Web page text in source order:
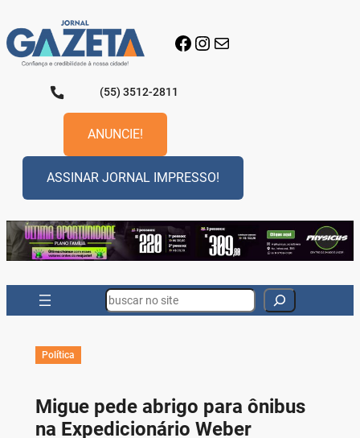
para
o
conteúdo
Facebook
Instagram
E-mail
(55) 3512-2811
ANUNCIE!
ASSINAR JORNAL IMPRESSO!
Search
Política
Migue pede abrigo para ônibus
na Expedicionário Weber